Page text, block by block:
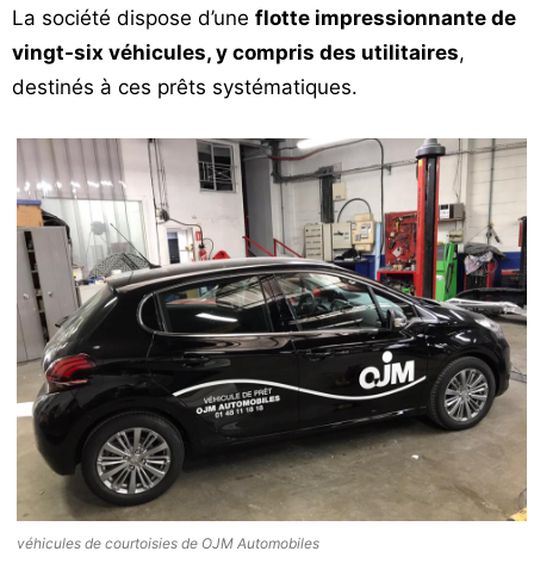
La société dispose d’une flotte impressionnante de
vingt-six véhicules, y compris des utilitaires,
destinés à ces prêts systématiques.
véhicules de courtoisies de OJM Automobiles